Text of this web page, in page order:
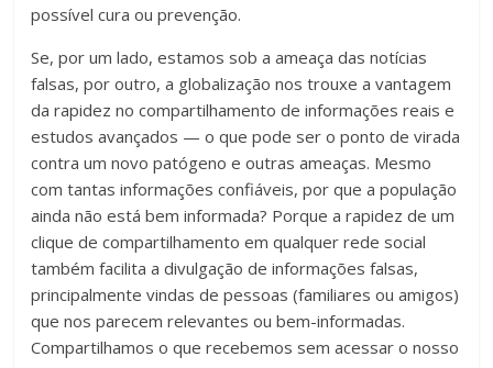
possível cura ou prevenção.
Se, por um lado, estamos sob a ameaça das notícias
falsas, por outro, a globalização nos trouxe a vantagem
da rapidez no compartilhamento de informações reais e
estudos avançados — o que pode ser o ponto de virada
contra um novo patógeno e outras ameaças. Mesmo
com tantas informações confiáveis, por que a população
ainda não está bem informada? Porque a rapidez de um
clique de compartilhamento em qualquer rede social
também facilita a divulgação de informações falsas,
principalmente vindas de pessoas (familiares ou amigos)
que nos parecem relevantes ou bem-informadas.
Compartilhamos o que recebemos sem acessar o nosso